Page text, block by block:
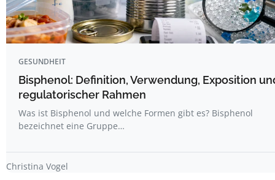
GESUNDHEIT
Bisphenol: Definition, Verwendung, Exposition
regulatorischer Rahmen
Was ist Bisphenol und welche Formen gibt es? Bisphenol
bezeichnet eine Gruppe…
Christina Vogel